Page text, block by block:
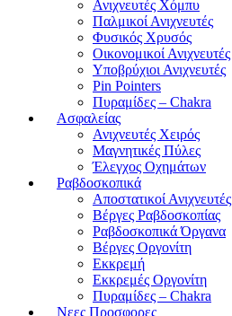
Ανιχνευτές Χόμπυ
Παλμικοί Ανιχνευτές
Φυσικός Χρυσός
Οικονομικοί Ανιχνευτές
Υποβρύχιοι Ανιχνευτές
Pin Pointers
Πυραμίδες – Chakra
Ασφαλείας
Ανιχνευτές Χειρός
Μαγνητικές Πύλες
Έλεγχος Οχημάτων
Ραβδοσκοπικά
Αποστατικοί Ανιχνευτές
Βέργες Ραβδοσκοπίας
Ραβδοσκοπικά Όργανα
Βέργες Οργονίτη
Εκκρεμή
Εκκρεμές Οργονίτη
Πυραμίδες – Chakra
Νεες Προσφορες